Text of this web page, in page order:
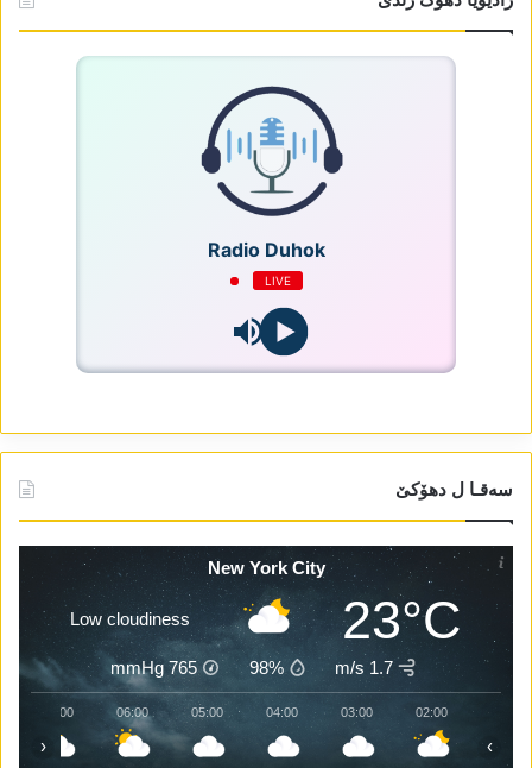
Radio Duhok
LIVE
سەقـا ل دھۆکێ
New York City
23°C
Low cloudiness
1.7 m/s
98%
765
mmHg
02:00
03:00
04:00
05:00
06:00
07:00
‹ ›